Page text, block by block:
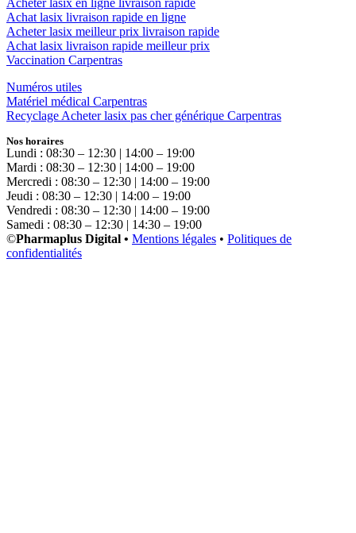
Achat lasix livraison rapide en ligne
Acheter lasix meilleur prix livraison rapide
Achat lasix livraison rapide meilleur prix
Vaccination Carpentras
Numéros utiles
Matériel médical Carpentras
Recyclage Acheter lasix pas cher générique Carpentras
Nos horaires
Lundi : 08:30 – 12:30 | 14:00 – 19:00
Mardi : 08:30 – 12:30 | 14:00 – 19:00
Mercredi : 08:30 – 12:30 | 14:00 – 19:00
Jeudi : 08:30 – 12:30 | 14:00 – 19:00
Vendredi : 08:30 – 12:30 | 14:00 – 19:00
Samedi : 08:30 – 12:30 | 14:30 – 19:00
©Pharmaplus Digital • Mentions légales • Politiques de
confidentialités